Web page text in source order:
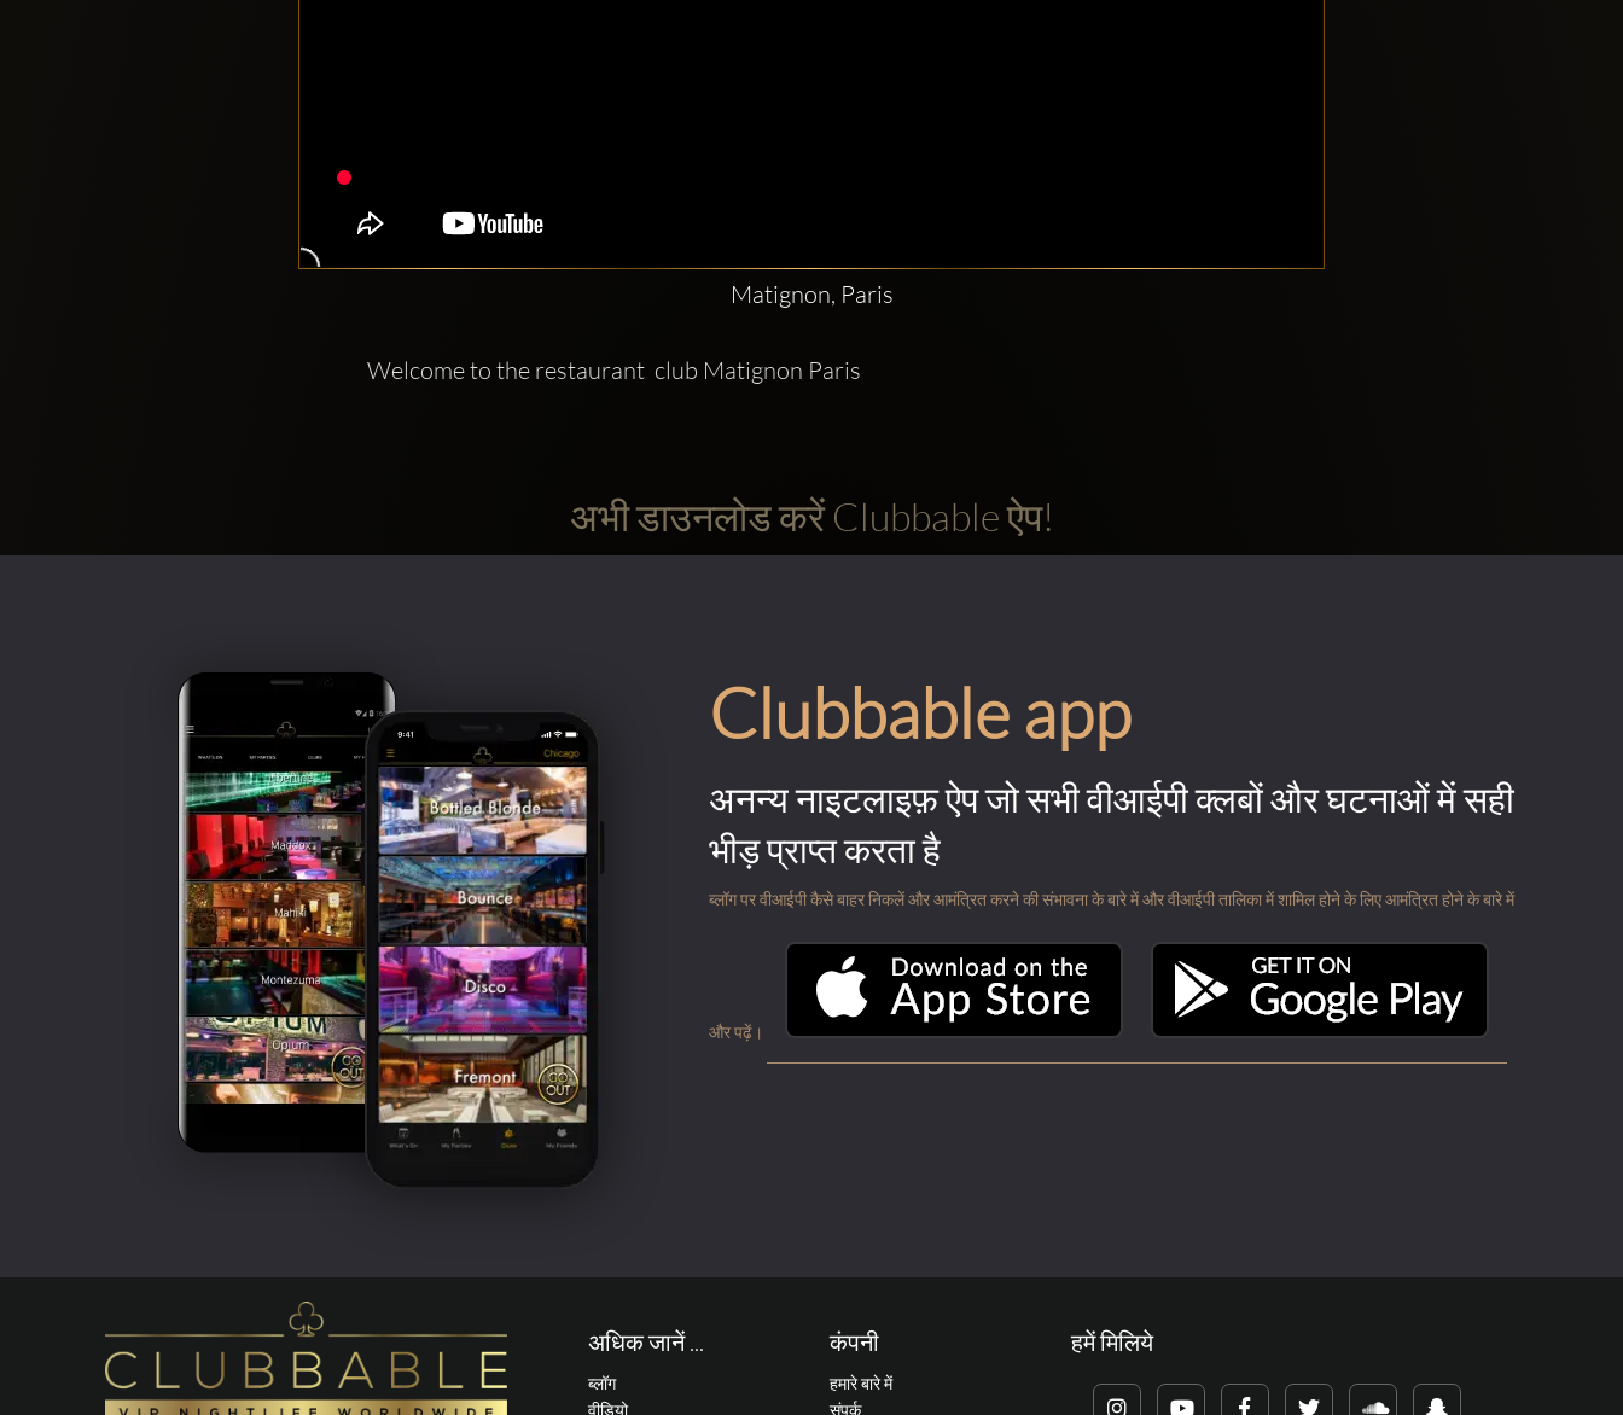
Matignon, Paris
Welcome to the restaurant  club Matignon Paris
अभी डाउनलोड करें Clubbable ऐप!
Clubbable app
अनन्य नाइटलाइफ़ ऐप जो सभी वीआईपी क्लबों और घटनाओं में सही
भीड़ प्राप्त करता है
ब्लॉग पर वीआईपी कैसे बाहर निकलें और आमंत्रित करने की संभावना के बारे में और वीआईपी तालिका में शामिल होने के लिए आमंत्रित होने के बारे में
और पढ़ें।
अधिक जानें ...
ब्लॉग
वीडियो
कंपनी
हमारे बारे में
संपर्क
हमें मिलिये